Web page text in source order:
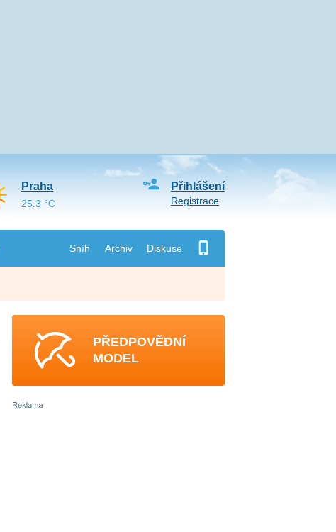
Sníh Archiv Diskuse
Přihlášení
Registrace
Praha
25.3 °C
PŘEDPOVĚDNÍ
MODEL